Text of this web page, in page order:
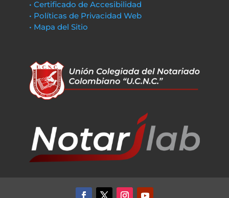
• Certificado de Accesibilidad
• Políticas de Privacidad Web
• Mapa del Sitio